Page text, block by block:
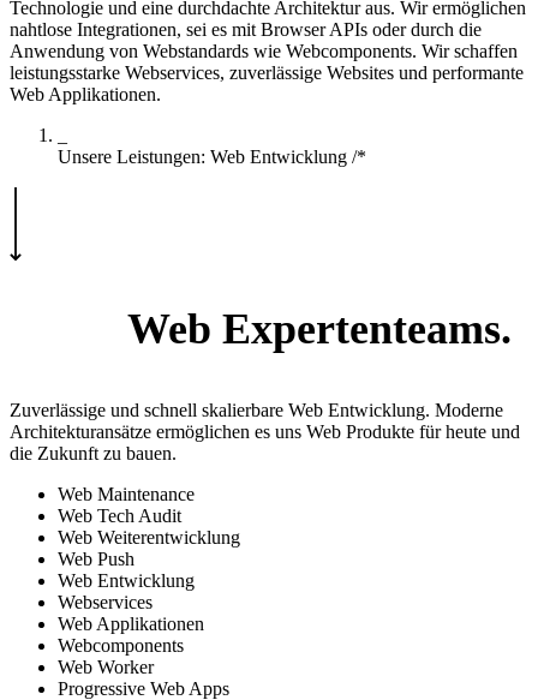
Technologie und eine durchdachte Architektur aus. Wir ermöglichen
nahtlose Integrationen, sei es mit Browser APIs oder durch die
Anwendung von Webstandards wie Webcomponents. Wir schaffen
leistungsstarke Webservices, zuverlässige Websites und performante
Web Applikationen.
Unsere Leistungen: Web Entwicklung /*
Web Expertenteams.
Zuverlässige und schnell skalierbare Web Entwicklung. Moderne
Architekturansätze ermöglichen es uns Web Produkte für heute und
die Zukunft zu bauen.
Web Maintenance
Web Tech Audit
Web Weiterentwicklung
Web Push
Web Entwicklung
Webservices
Web Applikationen
Webcomponents
Web Worker
Progressive Web Apps